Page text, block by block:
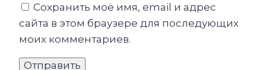
Сохранить моё имя, email и адрес
сайта в этом браузере для последующих
моих комментариев.